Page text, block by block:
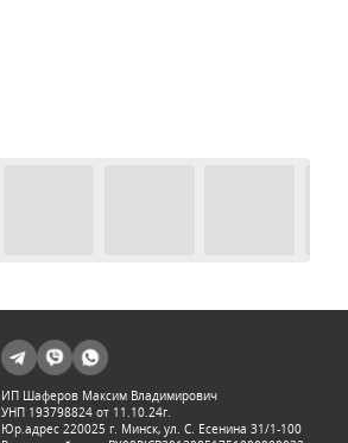
ИП Шаферов Максим Владимирович
УНП 193798824 от 11.10.24г.
Юр.адрес 220025 г. Минск, ул. С. Есенина 31/1-100